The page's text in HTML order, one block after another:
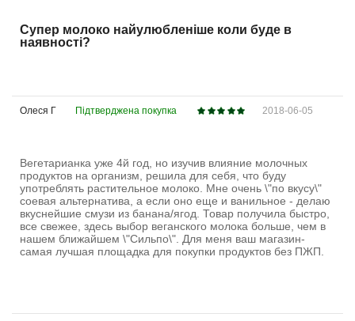
Супер молоко найулюбленіше коли буде в
наявності?
Олеся Г Підтверджена покупка 2018-06-05
Вегетарианка уже 4й год, но изучив влияние молочных
продуктов на организм, решила для себя, что буду
употреблять растительное молоко. Мне очень \"по вкусу\"
соевая альтернатива, а если оно еще и ванильное - делаю
вкуснейшие смузи из банана/ягод. Товар получила быстро,
все свежее, здесь выбор веганского молока больше, чем в
нашем ближайшем \"Сильпо\". Для меня ваш магазин-
самая лучшая площадка для покупки продуктов без ПЖП.